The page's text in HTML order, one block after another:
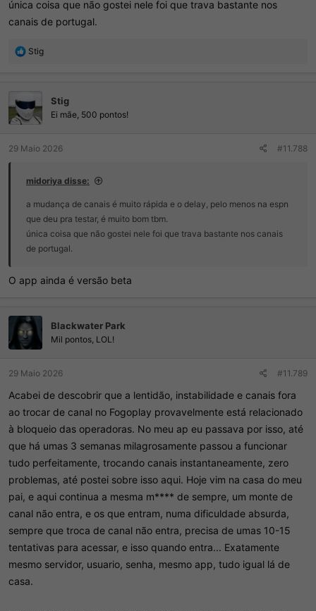
única coisa que não gostei nele foi que trava bastante nos
canais de portugal.
R
õ
e
Stig
Stig
Ei mãe, 500 pontos!
29 Maio 2026 #11.788
midoriya disse:
a mudança de canais é muito rápida e o delay, pelo menos na espn
que deu pra testar, é muito bom tbm.
única coisa que não gostei nele foi que trava bastante nos canais
de portugal.
O app ainda é versão beta
Blackwater Park
Mil pontos, LOL!
29 Maio 2026 #11.789
Acabei de descobrir que a lentidão, instabilidade e canais fora
ao trocar de canal no Fogoplay provavelmente está relacionado
à bloqueio das operadoras. No meu ap eu passava por isso, até
que há umas 3 semanas milagrosamente passou a funcionar
tudo perfeitamente, trocando canais instantaneamente, zero
problemas, até postei sobre isso aqui. Hoje vim na casa do meu
pai, e aqui continua a mesma m**** de sempre, um monte de
canal não entra, e os que entram, numa dificuldade absurda,
sempre que troca de canal não entra, precisa de umas 10-15
tentativas para acessar, e isso quando entra... Exatamente
mesmo servidor, usuario, senha, mesmo app, tudo igual lá de
casa.